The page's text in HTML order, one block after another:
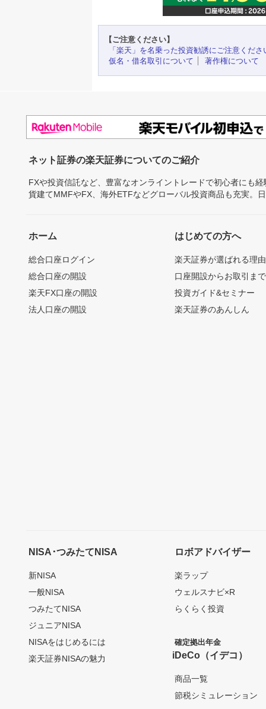
【ご注意ください】
「楽天」を名乗った投資勧誘にご注意くださ
仮名・借名取引について
著作権について
ネット証券の楽天証券についてのご紹介
FXや投資信託など、豊富なオンライントレードで初心者にも
貨建てMMFやFX、海外ETFなどグローバル投資商品も充実。
ホーム
総合口座ログイン
総合口座の開設
楽天FX口座の開設
法人口座の開設
はじめての方へ
楽天証券が選ばれる理由
口座開設からお取引ま
投資ガイド&セミナー
楽天証券のあんしん
NISA･つみたてNISA
新NISA
一般NISA
つみたてNISA
ジュニアNISA
NISAをはじめるには
楽天証券NISAの魅力
ロボアドバイザー
楽ラップ
ウェルスナビ×R
らくらく投資
確定拠出年金
iDeCo（イデコ）
商品一覧
節税シミュレーション